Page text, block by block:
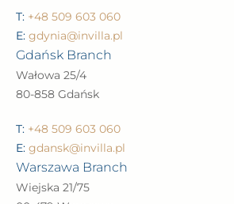
T: +48 509 603 060
E: gdynia@invilla.pl
Gdańsk Branch
Wałowa 25/4
80-858 Gdańsk
T: +48 509 603 060
E: gdansk@invilla.pl
Warszawa Branch
Wiejska 21/75